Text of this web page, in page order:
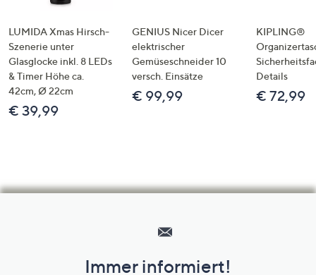
LUMIDA Xmas Hirsch-
Szenerie unter
Glasglocke inkl. 8 LEDs
& Timer Höhe ca.
42cm, Ø 22cm
€ 39,99
GENIUS Nicer Dicer
elektrischer
Gemüseschneider 10
versch. Einsätze
€ 99,99
KIPLING®
Details
€ 72,99
Immer informiert!